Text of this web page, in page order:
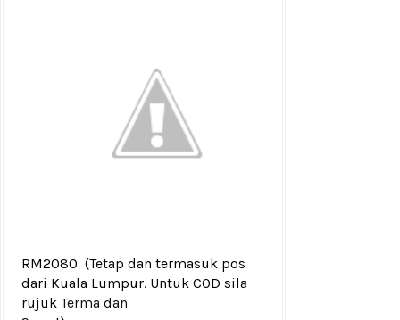
RM2080 (Tetap dan termasuk pos
dari Kuala Lumpur. Untuk COD sila
rujuk Terma dan